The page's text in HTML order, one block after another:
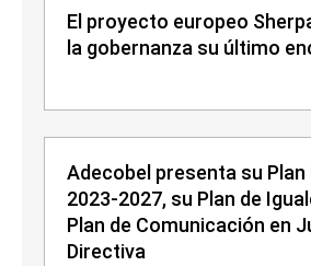
El proyecto europeo
la gobernanza su último
Adecobel presenta su
2023-2027, su Plan de
Plan de Comunicación en
Directiva